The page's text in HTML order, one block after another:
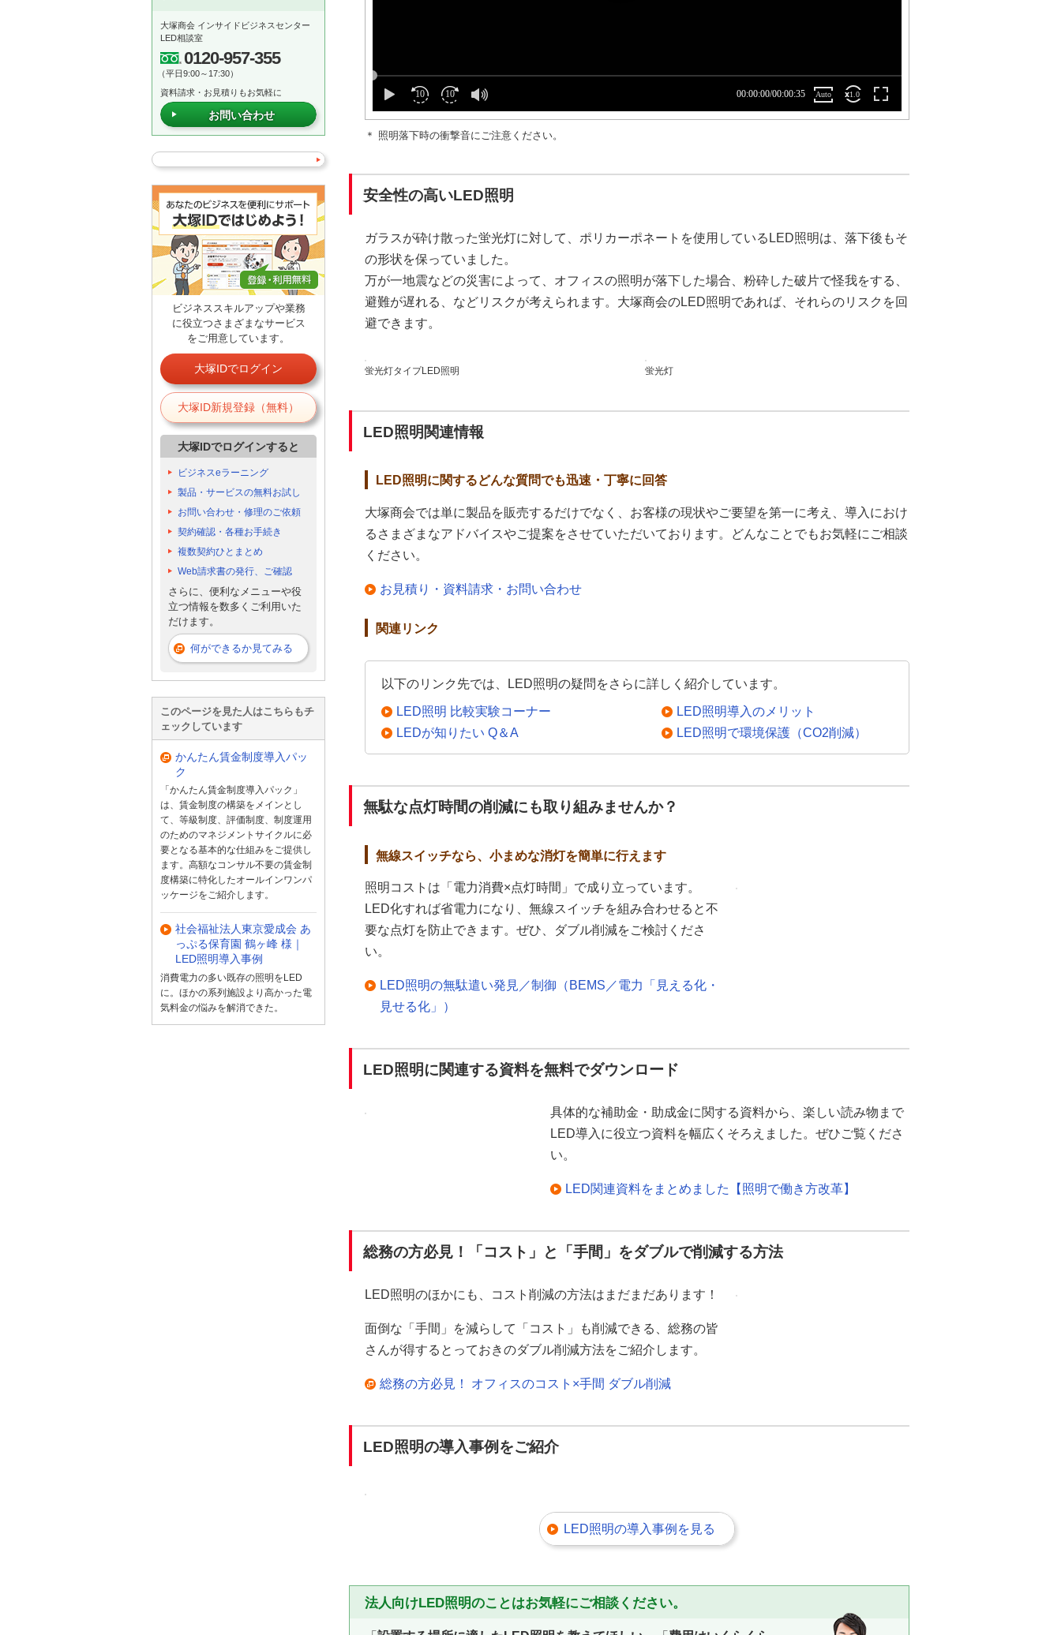
＊ 照明落下時の衝撃音にご注意ください。
安全性の高いLED照明
ガラスが砕け散った蛍光灯に対して、ポリカーポネートを使用しているLED照明は、落下後もそ
の形状を保っていました。
万が一地震などの災害によって、オフィスの照明が落下した場合、粉砕した破片で怪我をする、
避難が遅れる、などリスクが考えられます。大塚商会のLED照明であれば、それらのリスクを回
避できます。
蛍光灯タイプLED照明 蛍光灯
LED照明関連情報
LED照明に関するどんな質問でも迅速・丁寧に回答
大塚商会では単に製品を販売するだけでなく、お客様の現状やご要望を第一に考え、導入におけ
るさまざまなアドバイスやご提案をさせていただいております。どんなことでもお気軽にご相談
ください。
お見積り・資料請求・お問い合わせ
関連リンク
以下のリンク先では、LED照明の疑問をさらに詳しく紹介しています。
LED照明 比較実験コーナー
LEDが知りたい Q＆A
LED照明導入のメリット
LED照明で環境保護（CO2削減）
無駄な点灯時間の削減にも取り組みませんか？
無線スイッチなら、小まめな消灯を簡単に行えます
照明コストは「電力消費×点灯時間」で成り立っています。
LED化すれば省電力になり、無線スイッチを組み合わせると不
要な点灯を防止できます。ぜひ、ダブル削減をご検討くださ
い。
LED照明の無駄遣い発見／制御（BEMS／電力「見える化・
見せる化」）
LED照明に関連する資料を無料でダウンロード
具体的な補助金・助成金に関する資料から、楽しい読み物まで
LED導入に役立つ資料を幅広くそろえました。ぜひご覧くださ
い。
LED関連資料をまとめました【照明で働き方改革】
総務の方必見！「コスト」と「手間」をダブルで削減する方法
LED照明のほかにも、コスト削減の方法はまだまだあります！
面倒な「手間」を減らして「コスト」も削減できる、総務の皆
さんが得するとっておきのダブル削減方法をご紹介します。
総務の方必見！ オフィスのコスト×手間 ダブル削減
LED照明の導入事例をご紹介
LED照明の導入事例を見る
法人向けLED照明のことはお気軽にご相談ください。
大塚商会 インサイドビジネスセンター
LED相談室
0120-957-355
（平日9:00～17:30）
資料請求・お見積りもお気軽に
お問い合わせ
ビジネススキルアップや業務
に役立つさまざまなサービス
をご用意しています。
大塚IDでログイン
大塚ID新規登録（無料）
大塚IDでログインすると
ビジネスeラーニング
製品・サービスの無料お試し
お問い合わせ・修理のご依頼
契約確認・各種お手続き
複数契約ひとまとめ
Web請求書の発行、ご確認
さらに、便利なメニューや役
立つ情報を数多くご利用いた
だけます。
何ができるか見てみる
このページを見た人はこちらもチ
ェックしています
かんたん賃金制度導入パッ
ク
「かんたん賃金制度導入パック」
は、賃金制度の構築をメインとし
て、等級制度、評価制度、制度運用
のためのマネジメントサイクルに必
要となる基本的な仕組みをご提供し
ます。高額なコンサル不要の賃金制
度構築に特化したオールインワンパ
ッケージをご紹介します。
社会福祉法人東京愛成会 あ
っぷる保育園 鶴ヶ峰 様｜
LED照明導入事例
消費電力の多い既存の照明をLED
に。ほかの系列施設より高かった電
気料金の悩みを解消できた。